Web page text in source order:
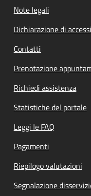
Note legali
Dichiarazione di
Contatti
Prenotazione
Richiedi assistenza
Statistiche del portale
Leggi le FAQ
Pagamenti
Riepilogo valutazioni
Segnalazione